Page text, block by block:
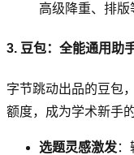
高级降重、排版
3. 豆包：全能通用助
字节跳动出品的豆包
额度，成为学术新手
选题灵感激发